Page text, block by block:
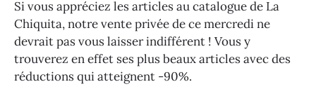
Si vous appréciez les articles au catalogue de La
Chiquita, notre vente privée de ce mercredi ne
devrait pas vous laisser indifférent ! Vous y
trouverez en effet ses plus beaux articles avec des
réductions qui atteignent -90%.